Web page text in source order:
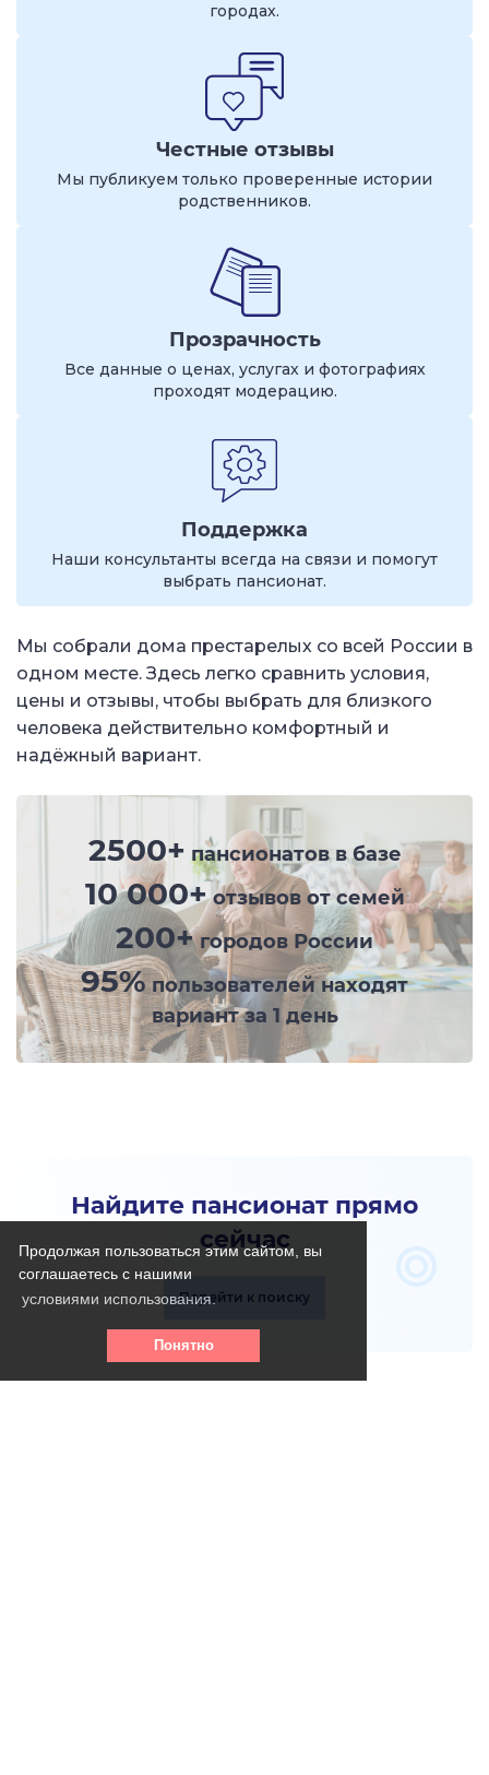
Продолжая пользоваться этим сайтом, вы
соглашаетесь с нашими
условиями использования.
Понятно
городах.
Честные отзывы
Мы публикуем только проверенные истории
родственников.
Прозрачность
Все данные о ценах, услугах и фотографиях
проходят модерацию.
Поддержка
Наши консультанты всегда на связи и помогут
выбрать пансионат.
Мы собрали дома престарелых со всей России в
одном месте. Здесь легко сравнить условия,
цены и отзывы, чтобы выбрать для близкого
человека действительно комфортный и
надёжный вариант.
2500+ пансионатов в базе
10 000+отзывов от семей
200+городов России
95%пользователей находят
вариант за 1 день
Найдите пансионат прямо
сейчас
Перейти к поиску